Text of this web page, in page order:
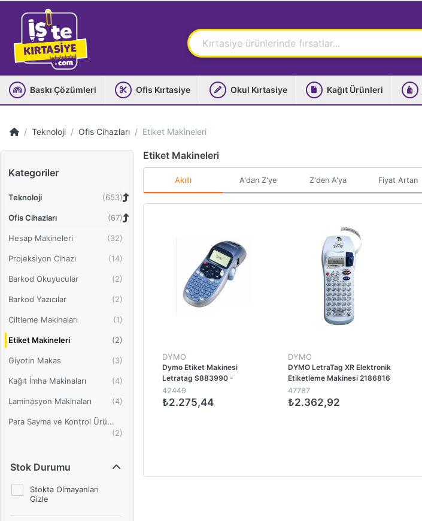
Baskı Çözümleri Ofis Kırtasiye Okul Kırtasiye Kağıt Ürünleri
Teknoloji Ofis Cihazları Etiket Makineleri
Kategoriler
Teknoloji
Ofis Cihazları
Hesap Makineleri
Projeksiyon Cihazı
Barkod Okuyucular
Barkod Yazıcılar
Ciltleme Makinaları
Etiket Makineleri
Giyotin Makas
Kağıt İmha Makinaları
Laminasyon Makinaları
Para Sayma ve Kontrol Ürü...
Stok Durumu
Stokta Olmayanları
Gizle
Etiket Makineleri
Akıllı A'dan Z'ye Z'den A'ya Fiyat Artan
DYMO
Dymo Etiket Makinesi
Letratag S883990 -
S0884010 - S0884020
42449
₺2.275,44
DYMO
DYMO LetraTag XR Elektronik
Etiketleme Makinesi 2186816
47787
₺2.362,92